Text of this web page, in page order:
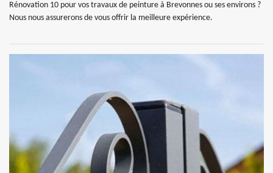
Rénovation 10 pour vos travaux de peinture à Brevonnes ou ses environs ?
Nous nous assurerons de vous offrir la meilleure expérience.